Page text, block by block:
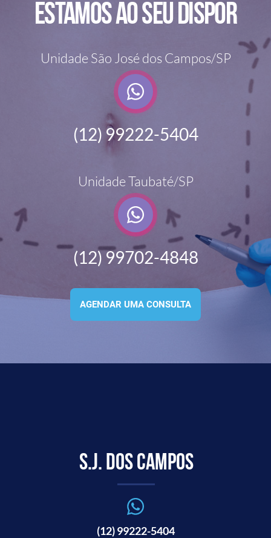
Estamos ao seu dispor
Unidade São José dos Campos/SP
(12) 99222-5404
Unidade Taubaté/SP
(12) 99702-4848
AGENDAR UMA CONSULTA
S.J. dos Campos
(12) 99222-5404